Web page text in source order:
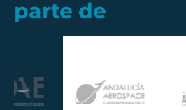
parte de